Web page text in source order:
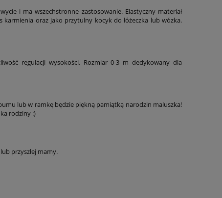
i ma wszechstronne zastosowanie. Elastyczny materiał
oraz jako przytulny kocyk do łóżeczka lub wózka.
regulacji wysokości. Rozmiar 0-3 m dedykowany dla
lub w ramkę będzie piękną pamiątką narodzin maluszka!
rodziny :)
przyszłej mamy.